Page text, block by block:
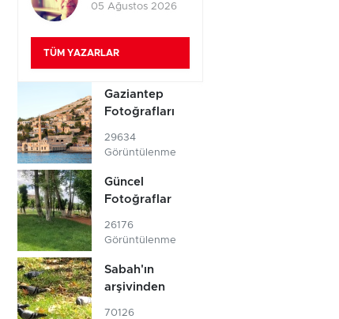
05 Ağustos 2026
TÜM YAZARLAR
Gaziantep
Fotoğrafları
29634
Görüntülenme
Güncel
Fotoğraflar
26176
Görüntülenme
Sabah'ın
arşivinden
70126